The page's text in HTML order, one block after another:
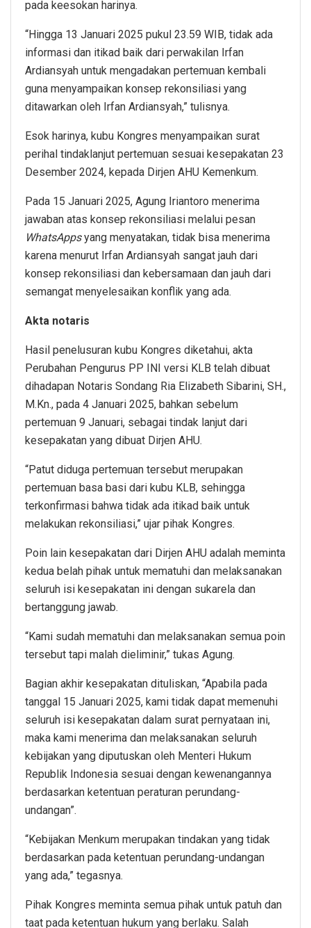
pada keesokan harinya.
“Hingga 13 Januari 2025 pukul 23.59 WIB, tidak ada
informasi dan itikad baik dari perwakilan Irfan
Ardiansyah untuk mengadakan pertemuan kembali
guna menyampaikan konsep rekonsiliasi yang
ditawarkan oleh Irfan Ardiansyah,” tulisnya.
Esok harinya, kubu Kongres menyampaikan surat
perihal tindaklanjut pertemuan sesuai kesepakatan 23
Desember 2024, kepada Dirjen AHU Kemenkum.
Pada 15 Januari 2025, Agung Iriantoro menerima
jawaban atas konsep rekonsiliasi melalui pesan
WhatsAppsyang menyatakan, tidak bisa menerima
karena menurut Irfan Ardiansyah sangat jauh dari
konsep rekonsiliasi dan kebersamaan dan jauh dari
semangat menyelesaikan konflik yang ada.
Akta notaris
Hasil penelusuran kubu Kongres diketahui, akta
Perubahan Pengurus PP INI versi KLB telah dibuat
dihadapan Notaris Sondang Ria Elizabeth Sibarini, SH.,
M.Kn., pada 4 Januari 2025, bahkan sebelum
pertemuan 9 Januari, sebagai tindak lanjut dari
kesepakatan yang dibuat Dirjen AHU.
“Patut diduga pertemuan tersebut merupakan
pertemuan basa basi dari kubu KLB, sehingga
terkonfirmasi bahwa tidak ada itikad baik untuk
melakukan rekonsiliasi,” ujar pihak Kongres.
Poin lain kesepakatan dari Dirjen AHU adalah meminta
kedua belah pihak untuk mematuhi dan melaksanakan
seluruh isi kesepakatan ini dengan sukarela dan
bertanggung jawab.
“Kami sudah mematuhi dan melaksanakan semua poin
tersebut tapi malah dieliminir,” tukas Agung.
Bagian akhir kesepakatan dituliskan, “Apabila pada
tanggal 15 Januari 2025, kami tidak dapat memenuhi
seluruh isi kesepakatan dalam surat pernyataan ini,
maka kami menerima dan melaksanakan seluruh
kebijakan yang diputuskan oleh Menteri Hukum
Republik Indonesia sesuai dengan kewenangannya
berdasarkan ketentuan peraturan perundang-
undangan”.
“Kebijakan Menkum merupakan tindakan yang tidak
berdasarkan pada ketentuan perundang-undangan
yang ada,” tegasnya.
Pihak Kongres meminta semua pihak untuk patuh dan
taat pada ketentuan hukum yang berlaku. Salah